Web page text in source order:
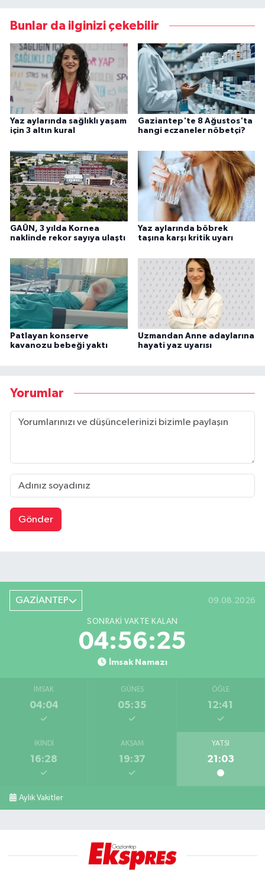
Bunlar da ilginizi çekebilir
Yaz aylarında sağlıklı yaşam
için 3 altın kural
Gaziantep'te 8 Ağustos'ta
hangi eczaneler nöbetçi?
GAÜN, 3 yılda Kornea
naklinde rekor sayıya ulaştı
Yaz aylarında böbrek
taşına karşı kritik uyarı
Patlayan konserve
kavanozu bebeği yaktı
Uzmandan Anne adaylarına
hayati yaz uyarısı
Yorumlar
Gönder
GAZİANTEP 09.08.2026
SONRAKI VAKTE KALAN
04:56:24
İmsak Namazı
İMSAK
04:04
GÜNEŞ
05:35
ÖĞLE
12:41
İKINDI
16:28
AKŞAM
19:37
YATSI
21:03
Aylık Vakitler